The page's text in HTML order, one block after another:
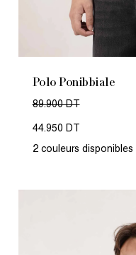
Polo Ponibbiale
89.900 DT
44.950 DT
2 couleurs disponibles